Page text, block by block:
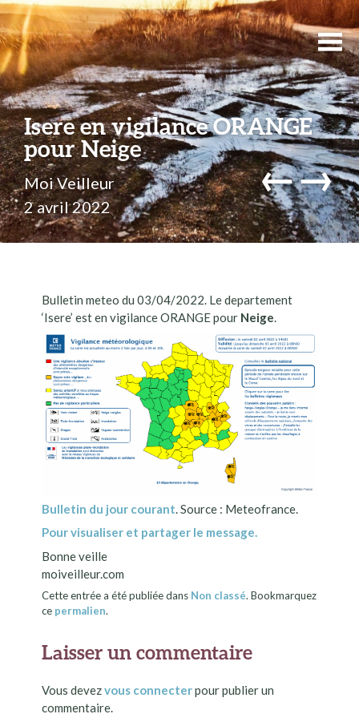
Isere en vigilance ORANGE
pour Neige
Moi Veilleur
2 avril 2022
←→
Bulletin meteo du 03/04/2022. Le departement
‘Isere’ est en vigilance ORANGE pour Neige.
Bulletin du jour courant . Source : Meteofrance.
Pour visualiser et partager le message.
Bonne veille
moiveilleur.com
Cette entrée a été publiée dans Non classé. Bookmarquez
ce permalien.
Laisser un commentaire
Vous devezvous connecterpour publier un
commentaire.